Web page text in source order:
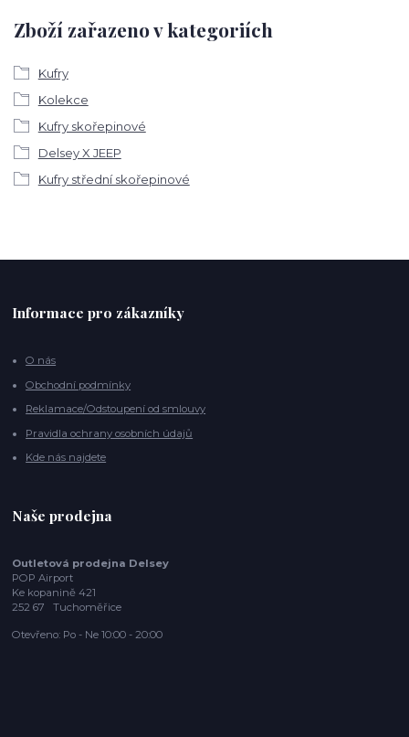
Zboží zařazeno v kategoriích
Kufry
Kolekce
Kufry skořepinové
Delsey X JEEP
Kufry střední skořepinové
Informace pro zákazníky
O nás
Obchodní podmínky
Reklamace/Odstoupení od smlouvy
Pravidla ochrany osobních údajů
Kde nás najdete
Naše prodejna
Outletová prodejna Delsey
POP Airport
Ke kopanině 421
252 67 Tuchoměřice
Otevřeno: Po - Ne 10:00 - 20:00